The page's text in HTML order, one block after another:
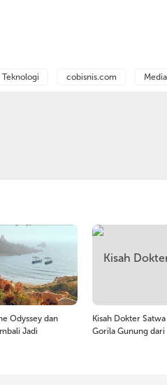
Teknologi cobisnis.com
Odyssey dan
Jadi
Kisah Dokter
Gorila Gunung